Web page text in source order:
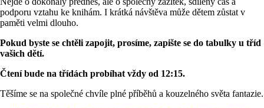
podporu vztahu ke knihám. I krátká návštěva může dětem zůstat v
paměti velmi dlouho.
Pokud byste se chtěli zapojit, prosíme, zapište se do tabulky u tříd
vašich dětí.
Čtení bude na třídách probíhat vždy od 12:15.
Těšíme se na společné chvíle plné příběhů a kouzelného světa fantazie.